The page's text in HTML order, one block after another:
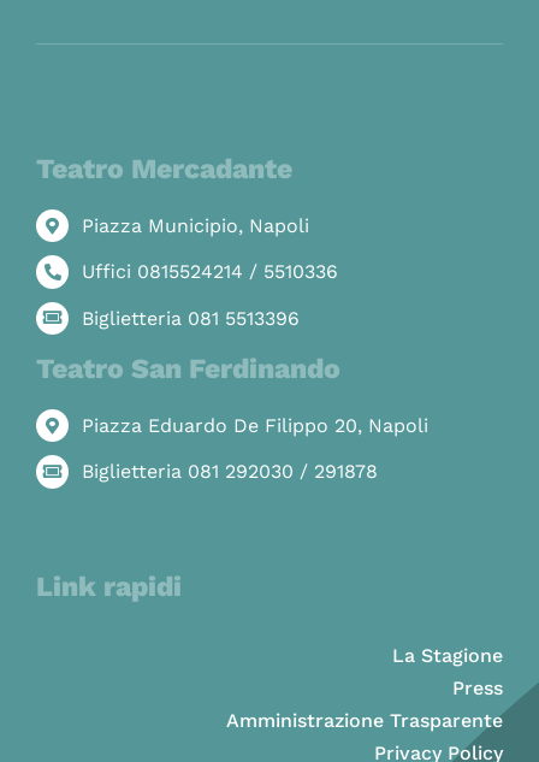
Teatro Mercadante
Piazza Municipio, Napoli
Uffici 0815524214 / 5510336
Biglietteria 081 5513396
Teatro San Ferdinando
Piazza Eduardo De Filippo 20, Napoli
Biglietteria 081 292030 / 291878
Link rapidi
La Stagione
Press
Amministrazione Trasparente
Privacy Policy